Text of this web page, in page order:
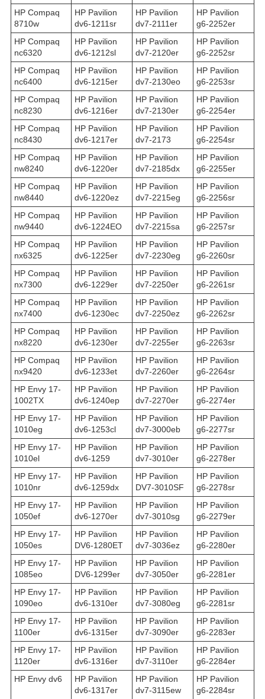
HP Compaq
8710w
HP Pavilion
dv6-1211sr
HP Pavilion
dv7-2111er
HP Pavilion
g6-2252er
HP Compaq
nc6320
HP Pavilion
dv6-1212sl
HP Pavilion
dv7-2120er
HP Pavilion
g6-2252sr
HP Compaq
nc6400
HP Pavilion
dv6-1215er
HP Pavilion
dv7-2130eo
HP Pavilion
g6-2253sr
HP Compaq
nc8230
HP Pavilion
dv6-1216er
HP Pavilion
dv7-2130er
HP Pavilion
g6-2254er
HP Compaq
nc8430
HP Pavilion
dv6-1217er
HP Pavilion
dv7-2173
HP Pavilion
g6-2254sr
HP Compaq
nw8240
HP Pavilion
dv6-1220er
HP Pavilion
dv7-2185dx
HP Pavilion
g6-2255er
HP Compaq
nw8440
HP Pavilion
dv6-1220ez
HP Pavilion
dv7-2215eg
HP Pavilion
g6-2256sr
HP Compaq
nw9440
HP Pavilion
dv6-1224EO
HP Pavilion
dv7-2215sa
HP Pavilion
g6-2257sr
HP Compaq
nx6325
HP Pavilion
dv6-1225er
HP Pavilion
dv7-2230eg
HP Pavilion
g6-2260sr
HP Compaq
nx7300
HP Pavilion
dv6-1229er
HP Pavilion
dv7-2250er
HP Pavilion
g6-2261sr
HP Compaq
nx7400
HP Pavilion
dv6-1230ec
HP Pavilion
dv7-2250ez
HP Pavilion
g6-2262sr
HP Compaq
nx8220
HP Pavilion
dv6-1230er
HP Pavilion
dv7-2255er
HP Pavilion
g6-2263sr
HP Compaq
nx9420
HP Pavilion
dv6-1233et
HP Pavilion
dv7-2260er
HP Pavilion
g6-2264sr
HP Envy 17-
1002TX
HP Pavilion
dv6-1240ep
HP Pavilion
dv7-2270er
HP Pavilion
g6-2274er
HP Envy 17-
1010eg
HP Pavilion
dv6-1253cl
HP Pavilion
dv7-3000eb
HP Pavilion
g6-2277sr
HP Envy 17-
1010el
HP Pavilion
dv6-1259
HP Pavilion
dv7-3010er
HP Pavilion
g6-2278er
HP Envy 17-
1010nr
HP Pavilion
dv6-1259dx
HP Pavilion
DV7-3010SF
HP Pavilion
g6-2278sr
HP Envy 17-
1050ef
HP Pavilion
dv6-1270er
HP Pavilion
dv7-3010sg
HP Pavilion
g6-2279er
HP Envy 17-
1050es
HP Pavilion
DV6-1280ET
HP Pavilion
dv7-3036ez
HP Pavilion
g6-2280er
HP Envy 17-
1085eo
HP Pavilion
DV6-1299er
HP Pavilion
dv7-3050er
HP Pavilion
g6-2281er
HP Envy 17-
1090eo
HP Pavilion
dv6-1310er
HP Pavilion
dv7-3080eg
HP Pavilion
g6-2281sr
HP Envy 17-
1100er
HP Pavilion
dv6-1315er
HP Pavilion
dv7-3090er
HP Pavilion
g6-2283er
HP Envy 17-
1120er
HP Pavilion
dv6-1316er
HP Pavilion
dv7-3110er
HP Pavilion
g6-2284er
HP Envy dv6
HP Pavilion
dv6-1317er
HP Pavilion
dv7-3115ew
HP Pavilion
g6-2284sr